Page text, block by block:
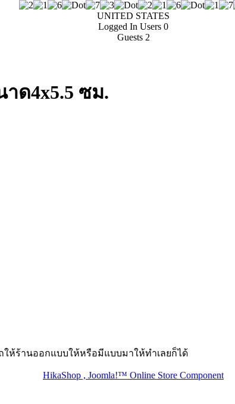
UNITED STATES
Logged In Users 0
Guests 2
ด4x5.5 ซม.
ห้ร้านออกแบบให้หรือมีแบบมาให้ทำเลยก็ได้
HikaShop , Joomla!™ Online Store Component